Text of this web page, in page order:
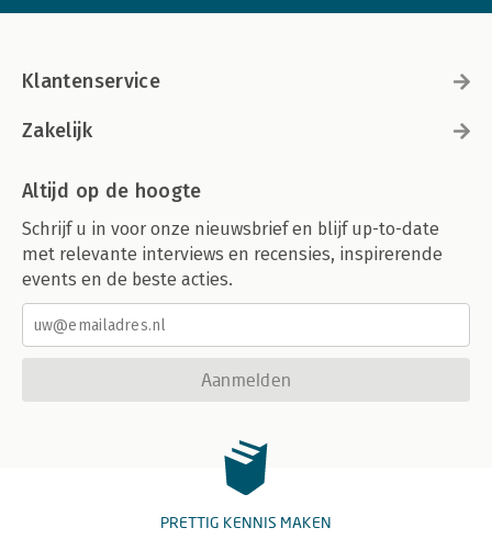
Klantenservice
Zakelijk
Altijd op de hoogte
Schrijf u in voor onze nieuwsbrief en blijf up-to-date
met relevante interviews en recensies, inspirerende
events en de beste acties.
Aanmelden
PRETTIG KENNIS MAKEN